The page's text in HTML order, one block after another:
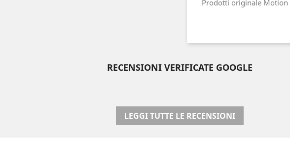
Prodotti originale Motion
RECENSIONI VERIFICATE GOOGLE
LEGGI TUTTE LE RECENSIONI